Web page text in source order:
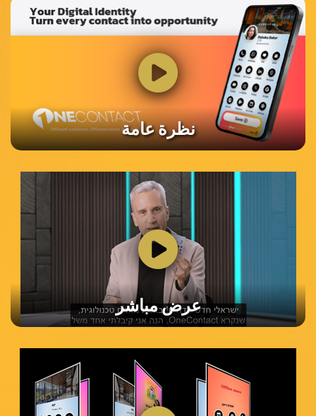
نظرة عامة
عرض مباشر